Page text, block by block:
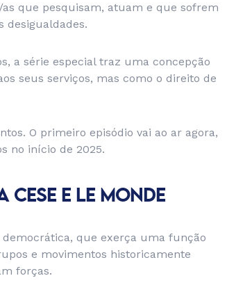
que pesquisam, atuam e que sofrem
desigualdades.
a série especial traz uma concepção
seus serviços, mas como o direito de
O primeiro episódio vai ao ar agora,
no início de 2025.
CESE E LE MONDE
que exerça uma função
e movimentos historicamente
forças.